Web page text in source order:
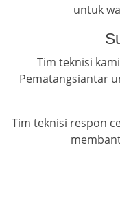
untuk
Tim teknisi
Pematangsiantar
Tim teknisi respon